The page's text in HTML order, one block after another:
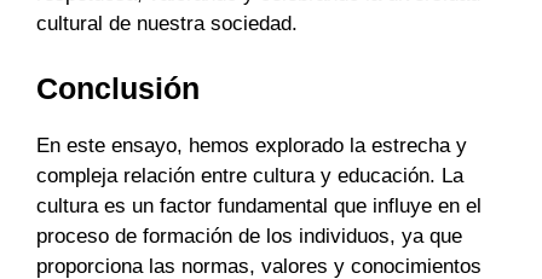
cultural de nuestra sociedad.
Conclusión
En este ensayo, hemos explorado la estrecha y
compleja relación entre cultura y educación. La
cultura es un factor fundamental que influye en el
proceso de formación de los individuos, ya que
proporciona las normas, valores y conocimientos